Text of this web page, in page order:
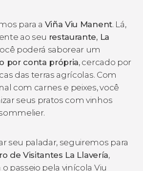
para a Viña Viu Manent. Lá,
ao seu restaurante, La
poderá saborear um
por conta própria, cercado por
das terras agrícolas. Com
com carnes e peixes, você
seus pratos com vinhos
seu paladar, seguiremos para
de Visitantes La Llavería,
passeio pela vinícola Viu